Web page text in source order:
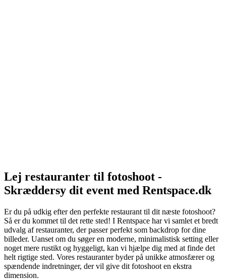
Lej restauranter til fotoshoot -
Skræddersy dit event med Rentspace.dk
Er du på udkig efter den perfekte restaurant til dit næste fotoshoot?
Så er du kommet til det rette sted! I Rentspace har vi samlet et bredt
udvalg af restauranter, der passer perfekt som backdrop for dine
billeder. Uanset om du søger en moderne, minimalistisk setting eller
noget mere rustikt og hyggeligt, kan vi hjælpe dig med at finde det
helt rigtige sted. Vores restauranter byder på unikke atmosfærer og
spændende indretninger, der vil give dit fotoshoot en ekstra
dimension.